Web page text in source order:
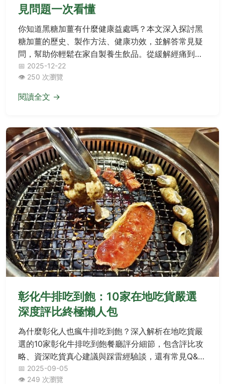
見問題一次看懂
你知道黑糖加薑有什麼健康益處嗎？本文深入探討黑
糖加薑的歷史、製作方法、健康功效，並解答常見疑
問，幫助你輕鬆在家自製養生飲品。從緩解經痛到增
強免疫力，黑糖加薑的實用資訊全收錄！
📅 2025-12-22
👁️ 250 次瀏覽
閱讀全文 →
彰化牛排吃到飽：10家在地吃貨嚴選
深度評比終極懶人包
為什麼彰化人也瘋牛排吃到飽？深入解析在地吃貨嚴
選的10家彰化牛排吃到飽餐廳評分細節，包含評比攻
略、資深吃貨真心建議與踩雷經驗談，還有常見Q&A
懶人包，幫您輕鬆避開地雷，享受超值美味盛宴！
📅 2025-09-05
👁️ 249 次瀏覽